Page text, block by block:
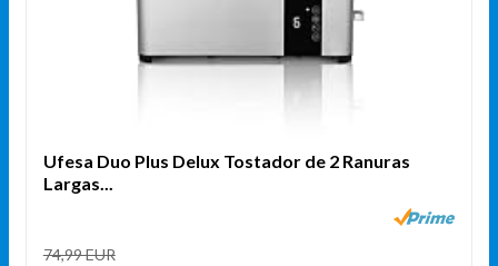
Ufesa Duo Plus Delux Tostador de 2 Ranuras
Largas...
74,99 EUR